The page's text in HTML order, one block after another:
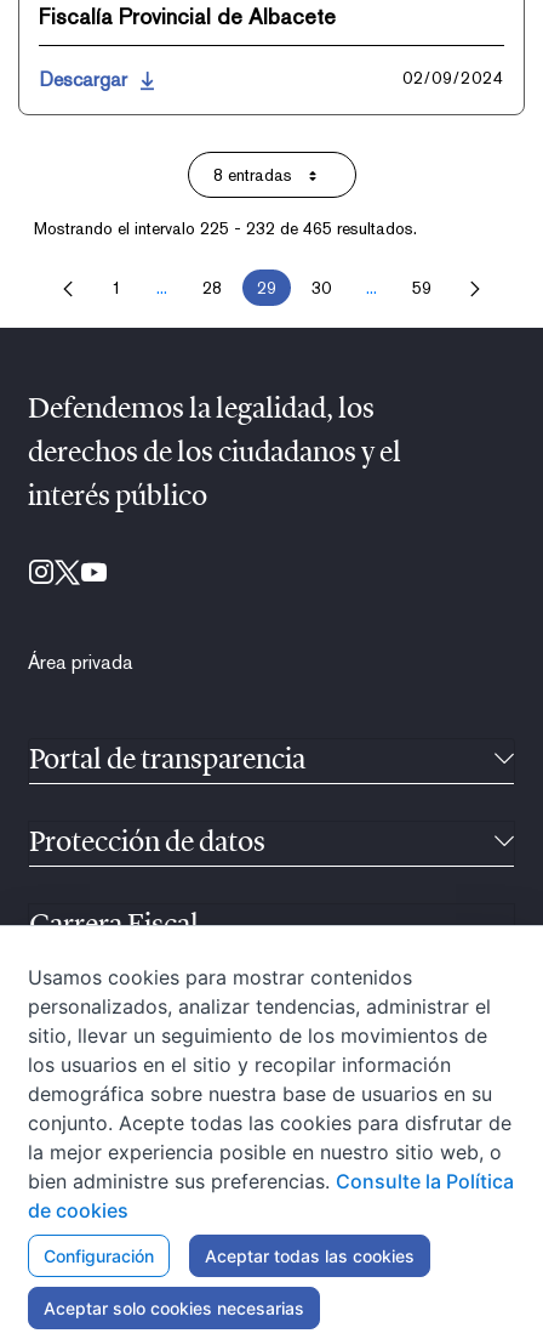
Fiscalía Provincial de Albacete
Descargar 02/09/2024
8 entradasPor página
Mostrando el intervalo 225 - 232 de 465 resultados.
Página
1 ...Páginas intermedias Use TAB para desplazarse.
Página
28 Página
29 Página
30 ...Páginas intermedias
Página
59
Defendemos la legalidad, los
derechos de los ciudadanos y el
interés público
Área privada
Portal de transparencia
Protección de datos
Carrera Fiscal
Atención ciudadana
W3C-WAI Aviso Legal
Política de privacidad
Política de cookies
Accesibilidad
Canal Interno para Informantes
Usamos cookies para mostrar contenidos
personalizados, analizar tendencias, administrar el
sitio, llevar un seguimiento de los movimientos de
los usuarios en el sitio y recopilar información
demográfica sobre nuestra base de usuarios en su
conjunto. Acepte todas las cookies para disfrutar de
la mejor experiencia posible en nuestro sitio web, o
bien administre sus preferencias. Consulte la Política
de cookies
Configuración Aceptar todas las cookies
Aceptar solo cookies necesarias